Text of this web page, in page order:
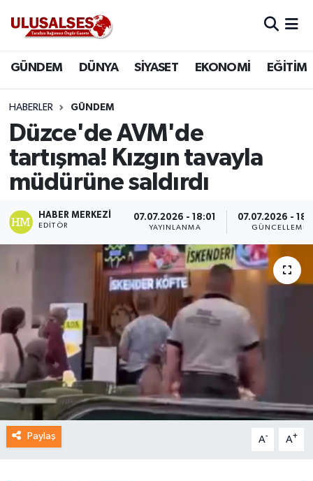
GÜNDEM DÜNYA SİYASET EKONOMİ EĞİTİM
HABERLER GÜNDEM
Düzce'de AVM'de
tartışma! Kızgın tavayla
müdürüne saldırdı
HABER MERKEZI
EDITÖR
07.07.2026 - 18:01
YAYINLANMA
07.07.2026 -
GÜNCELLEME
Paylaş A- A+
DÜNYA
SİYASET
EKONOMİ
SAĞLIK
MAGAZİN
SPOR
Trafik Durumu
Süper Lig Puan Durumu ve Fikstür
Tüm Manşetler
Haber Arşivi